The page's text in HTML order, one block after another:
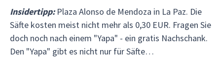
Insidertipp:Plaza Alonso de Mendoza in La Paz. Die
Säfte kosten meist nicht mehr als 0,30 EUR. Fragen Sie
doch noch nach einem "Yapa" - ein gratis Nachschank.
Den "Yapa" gibt es nicht nur für Säfte…